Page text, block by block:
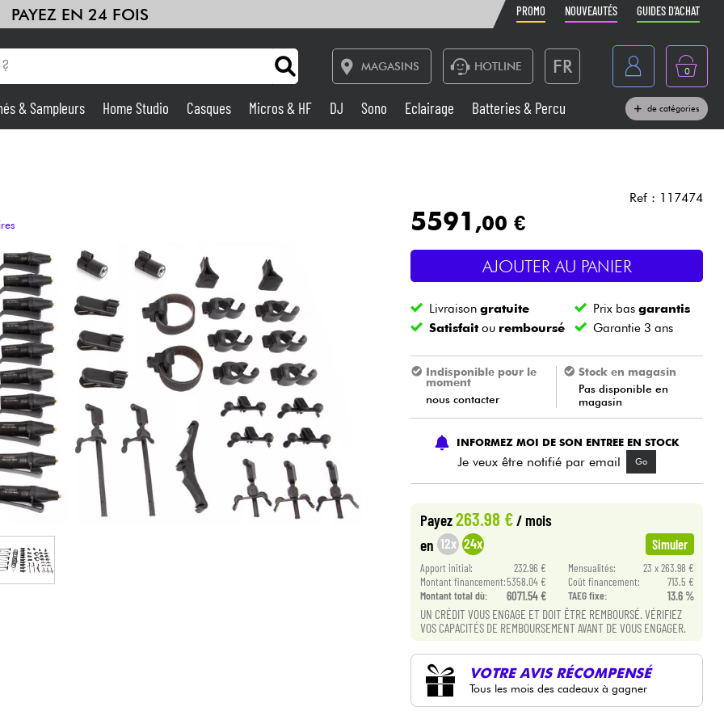
PAYEZ EN 24 FOIS PROMO NOUVEAUTÉS GUIDES D'ACHAT
MAGASINS HOTLINE FR
Belgique
België
Nederland
0
Sono
Batteries & Percu Vents
Eveil Musical Câbles & Access.
Packs
& Sampleurs Home Studio Casques Micros & HF DJ Sono Eclairage Batteries & Percu de catégories
Ref : 117474
5591 ,00 €
AJOUTER AU PANIER
Livraisongratuite Prix bas garantis
Satisfaitou remboursé Garantie 3 ans
Indisponible pour le
moment
nous contacter
Stock en magasin
Pas disponible en
magasin
INFORMEZ MOI DE SON ENTREE EN STOCK
Je veux être notifié par email Go
Payez263.98 €/ mois
en 12x 24x Simuler
Apport initial: 232.96 € Mensualités:
23 x 263.98 €
Montant financement:5358.04 € Coût financement:
713.5 €
Montant total dù:
6071.54 € TAEG fixe: 13.6 %
UN CRÉDIT VOUS ENGAGE ET DOIT ÊTRE REMBOURSÉ. VÉRIFIEZ
VOS CAPACITÉS DE REMBOURSEMENT AVANT DE VOUS ENGAGER.
VOTRE AVIS RÉCOMPENSÉ
Tous les mois des cadeaux à gagner